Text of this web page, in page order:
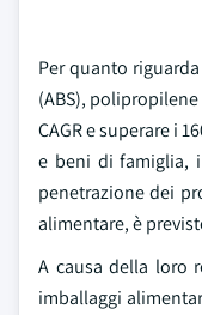
Per quanto
(ABS),
CAGR e superare i
e beni di famiglia,
penetrazione dei
alimentare, è
A causa della loro
imballaggi